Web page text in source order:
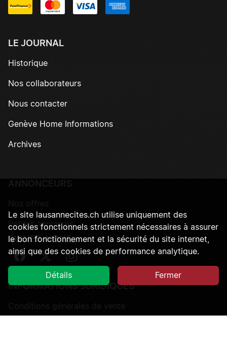
LE JOURNAL
Historique
Nos collaborateurs
Nous contacter
Genève Home Informations
Archives
Petites annonces
SUIVEZ-NOUS
Suivez-nous sur Facebook
Suivez-nous sur Twitter
Suivez-nous sur Instagram
INFORMATIONS JURIDIQUES
Le site lausannecites.ch utilise uniquement des
cookies fonctionnels strictement nécessaires à assurer
le bon fonctionnement et la sécurité du site internet,
ainsi que des cookies de performance analytique.
Détails Fermer